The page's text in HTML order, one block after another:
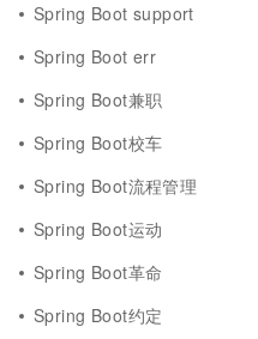
Spring Boot support
Spring Boot err
Spring Boot兼职
Spring Boot校车
Spring Boot流程管理
Spring Boot运动
Spring Boot革命
Spring Boot约定